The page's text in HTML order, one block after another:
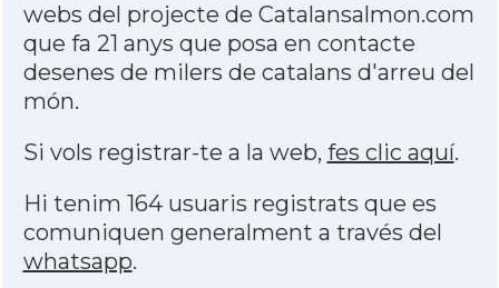
webs del projecte de Catalansalmon.com
que fa 21 anys que posa en contacte
desenes de milers de catalans d'arreu del
món.
Si vols registrar-te a la web, fes clic aquí.
Hi tenim 164 usuaris registrats que es
comuniquen generalment a través del
whatsapp.